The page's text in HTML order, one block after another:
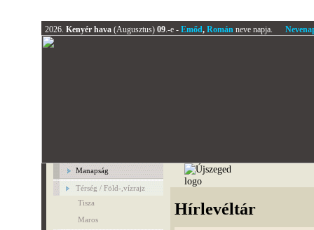
2026. Kenyér hava (Augusztus) 09.-e - Emőd, Románneve napja.
Manapság
Térség / Föld-,vízrajz
Tisza
Maros
Hírlevéltár